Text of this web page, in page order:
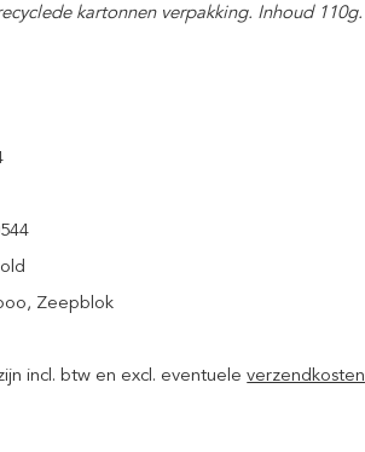
kartonnen verpakking. Inhoud 110g.
, Zeepblok
incl. btw en excl. eventueleverzendkosten